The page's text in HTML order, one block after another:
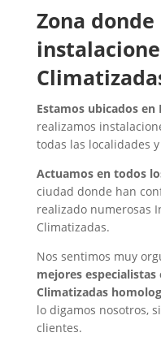
​Zona
Estamos ubicados en
realizamos
todas las localidades
Actuamos en todos
ciudad donde han
realizado numerosas
Climatizadas.
Nos sentimos muy
mejores especialistas
Climatizadas
lo digamos nosotros,
clientes.